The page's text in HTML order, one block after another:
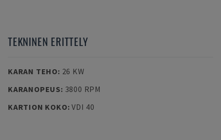
TEKNINEN ERITTELY
KARAN TEHO: 26 KW
KARANOPEUS: 3800 RPM
KARTION KOKO:VDI 40